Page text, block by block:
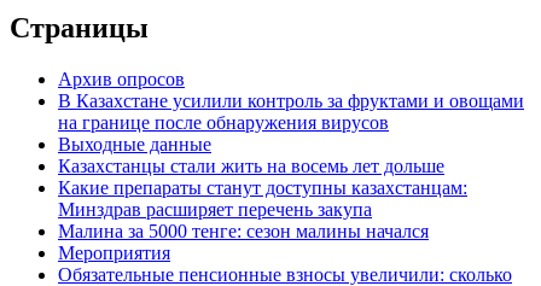
Страницы
Архив опросов
В Казахстане усилили контроль за фруктами и овощами
на границе после обнаружения вирусов
Выходные данные
Казахстанцы стали жить на восемь лет дольше
Какие препараты станут доступны казахстанцам:
Минздрав расширяет перечень закупа
Малина за 5000 тенге: сезон малины начался
Мероприятия
Обязательные пенсионные взносы увеличили: сколько